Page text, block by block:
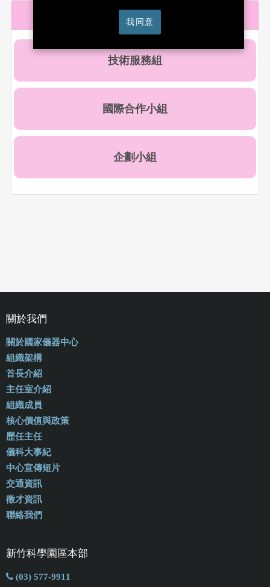
策略營運與對外服務
技術服務組
國際合作小組
企劃小組
關於我們
關於國家儀器中心
組織架構
首長介紹
主任室介紹
組織成員
核心價值與政策
歷任主任
儀科大事紀
中心宣傳短片
交通資訊
徵才資訊
聯絡我們
新竹科學園區本部
(03) 577-9911
我同意